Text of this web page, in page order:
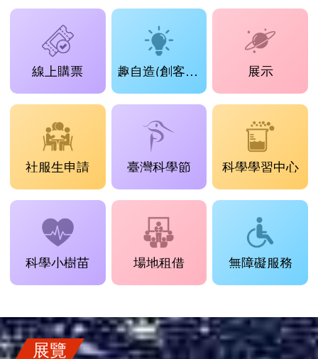
線上購票 趣自造(創客工場) 展示
社服生申請 臺灣科學節 科學學習中心
科學小樹苗 場地租借 無障礙服務
展覽